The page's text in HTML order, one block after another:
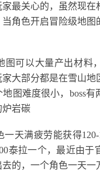
最关心的，虽然现在
角色开启冒险级地图
图可以大量产出材料
大部分都是在雪山地
图难度很小，boss
炉岩碳
天满疲劳能获得
泰拉一个，最近由于
的，一个角色一天一